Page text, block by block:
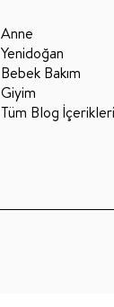
Anne
Yenidoğan
Bebek Bakım
Giyim
Tüm Blog İçerikleri